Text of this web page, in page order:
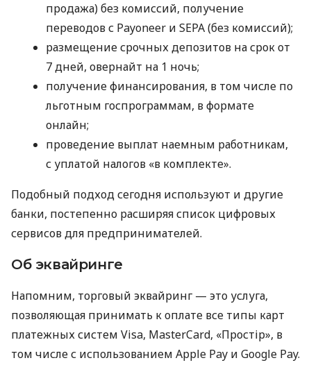
продажа) без комиссий, получение
переводов с Payoneer и SEPA (без комиссий);
размещение срочных депозитов на срок от
7 дней, овернайт на 1 ночь;
получение финансирования, в том числе по
льготным госпрограммам, в формате
онлайн;
проведение выплат наемным работникам,
с уплатой налогов «в комплекте».
Подобный подход сегодня используют и другие
банки, постепенно расширяя список цифровых
сервисов для предпринимателей.
Об эквайринге
Напомним, торговый эквайринг — это услуга,
позволяющая принимать к оплате все типы карт
платежных систем Visa, MasterCard, «Простір», в
том числе с использованием Apple Pay и Google Pay.